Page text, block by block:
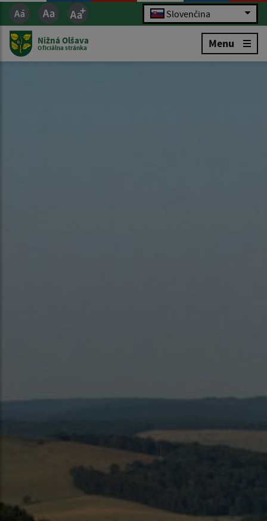
Slovenčina
Nižná Olšava
Oficiálna stránka Menu